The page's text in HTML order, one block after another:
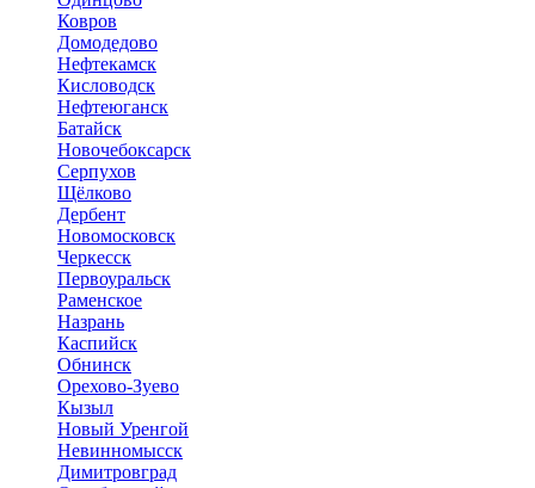
Ковров
Домодедово
Нефтекамск
Кисловодск
Нефтеюганск
Батайск
Новочебоксарск
Серпухов
Щёлково
Дербент
Новомосковск
Черкесск
Первоуральск
Раменское
Назрань
Каспийск
Обнинск
Орехово-Зуево
Кызыл
Новый Уренгой
Невинномысск
Димитровград